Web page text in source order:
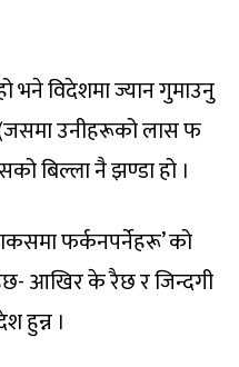
भने विदेशमा ज्यान गुमाउनु
(जसमा उनीहरूको लास फ
बिल्ला नै झण्डा हो ।
फर्कनपर्नेहरू’ को
आखिर के रैछ र जिन्दगी
हुन्न ।